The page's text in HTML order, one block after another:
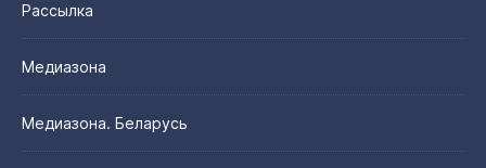
Рассылка
Медиазона
Медиазона. Беларусь